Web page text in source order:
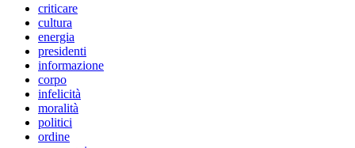
criticare
cultura
energia
presidenti
informazione
corpo
infelicità
moralità
politici
ordine